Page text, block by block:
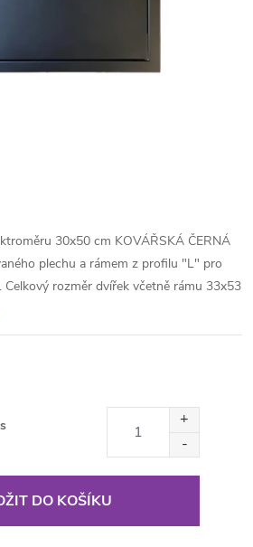
30x50 cm KOVÁŘSKÁ ČERNÁ
plechu a rámem z profilu "L" pro
rozměr dvířek včetně rámu 33x53
DO KOŠÍKU